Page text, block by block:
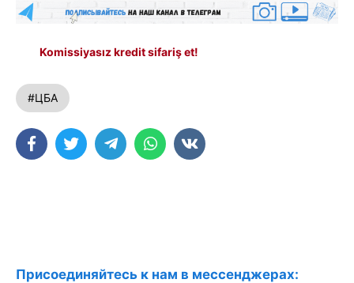
Komissiyasız kredit sifariş et!
#ЦБА
Присоединяйтесь к нам в мессенджерах: